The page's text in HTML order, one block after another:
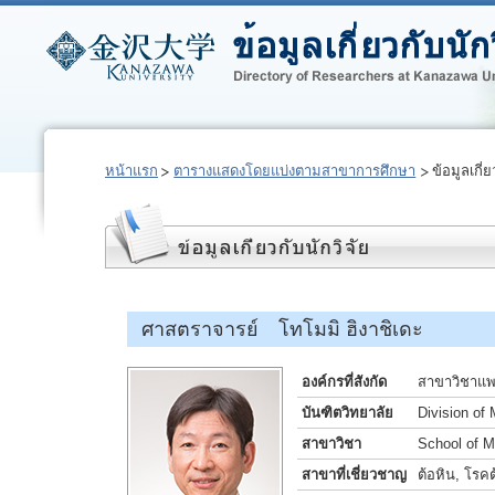
หน้าแรก ตารางแสดงโดยแบ่งตามสาขาการศึกษา ข้อมูลเกี่
ศาสตราจารย์ โทโมมิ ฮิงาชิเดะ
องค์กรที่สังกัด
สาขาวิชาแ
บันฑิตวิทยาลัย
Division of
สาขาวิชา
School of
สาขาที่เชี่ยวชาญ
ต้อหิน, โรค